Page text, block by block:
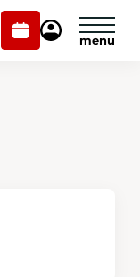
Plan
onderhoud
Mijn